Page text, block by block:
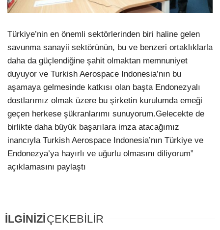
Türkiye’nin en önemli sektörlerinden biri haline gelen
savunma sanayii sektörünün, bu ve benzeri ortaklıklarla
daha da güçlendiğine şahit olmaktan memnuniyet
duyuyor ve Turkish Aerospace Indonesia’nın bu
aşamaya gelmesinde katkısı olan başta Endonezyalı
dostlarımız olmak üzere bu şirketin kurulumda emeği
geçen herkese şükranlarımı sunuyorum.Gelecekte de
birlikte daha büyük başarılara imza atacağımız
inancıyla Turkish Aerospace Indonesia’nın Türkiye ve
Endonezya’ya hayırlı ve uğurlu olmasını diliyorum”
açıklamasını paylaştı
İLGİNİZİÇEKEBİLİR